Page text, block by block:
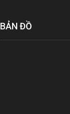
BẢN ĐỒ